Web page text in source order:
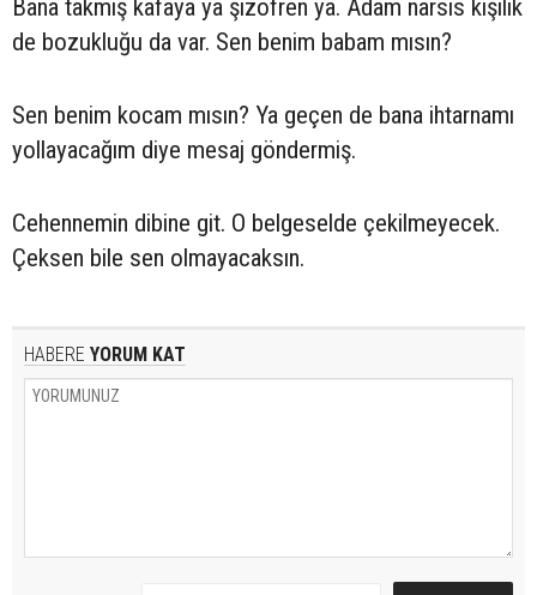
Bana takmış kafaya ya şizofren ya. Adam narsis kişilik
de bozukluğu da var. Sen benim babam mısın?
Sen benim kocam mısın? Ya geçen de bana ihtarnamı
yollayacağım diye mesaj göndermiş.
Cehennemin dibine git. O belgeselde çekilmeyecek.
Çeksen bile sen olmayacaksın.
HABERE YORUM KAT